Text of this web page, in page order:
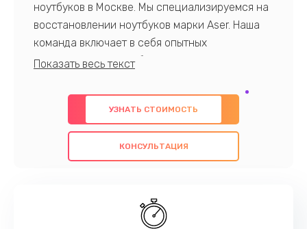
ноутбуков в Москве. Мы специализируемся на
восстановлении ноутбуков марки Aser. Наша
команда включает в себя опытных
профессионалов с обширными знаниями и
предлагаем быстрый и качественный ремонт с
использованием оригинальных компонентов, а
также гарантируем качество всех
проведенных работ. Наша цель - предоставить
наилучшим образом. Не медлите записаться на
УЗНАТЬ СТОИМОСТЬ
КОНСУЛЬТАЦИЯ